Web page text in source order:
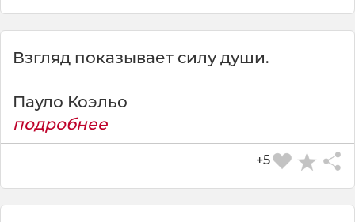
Взгляд показывает силу души.
Пауло Коэльо
подробнее
+5